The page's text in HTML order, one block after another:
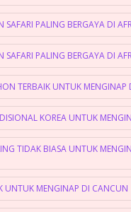
SAFARI PALING BERGAYA DI
SAFARI PALING BERGAYA DI
TERBAIK UNTUK MENGINAP
KOREA UNTUK
TIDAK BIASA UNTUK
UNTUK MENGINAP DI CANCUN